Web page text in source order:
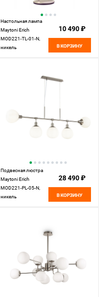
Настольная лампа
Maytoni Erich
MOD221-TL-01-N,
никель
10 490 ₽
В КОРЗИНУ
Подвесная люстра
Maytoni Erich
MOD221-PL-05-N,
никель
28 490 ₽
В КОРЗИНУ